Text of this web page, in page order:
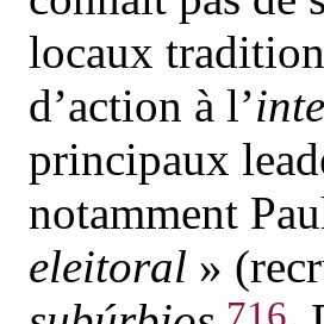
locaux
d’action à l’
principaux
notamment
eleitoral »
716